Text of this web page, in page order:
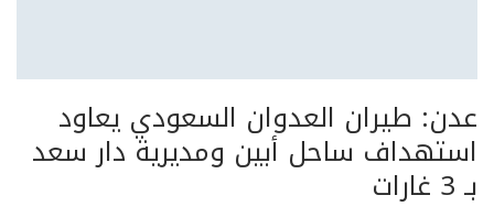
عدن: طيران العدوان السعودي يعاود
استهداف ساحل أبين ومديرية دار سعد
بـ 3 غارات